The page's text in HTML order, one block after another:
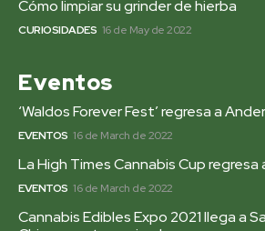
Cómo limpiar su grinder de hierba
CURIOSIDADES 16 de May de 2022
Eventos
‘Waldos Forever Fest’ regresa a
EVENTOS 16 de March de 2022
La High Times Cannabis Cup regresa
EVENTOS 16 de March de 2022
Cannabis Edibles Expo 2021 llega a